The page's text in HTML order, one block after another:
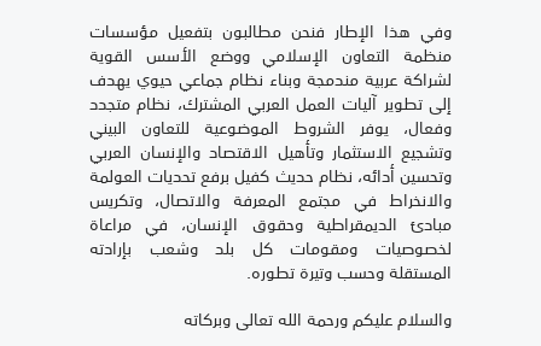
وفي هذا الإطار فنحن مطالبون بتفعيل مؤسسات
منظمة التعاون الإسلامي ووضع الأسس القوية
لشراكة عربية مندمجة وبناء نظام جماعي حيوي يهدف
إلى تطوير آليات العمل العربي المشترك، نظام متجدد
وفعال، يوفر الشروط الموضوعية للتعاون البيني
وتشجيع الاستثمار وتأهيل الاقتصاد والإنسان العربي
وتحسين أدائه، نظام حديث كفيل برفع تحديات العولمة
والانخراط في مجتمع المعرفة والاتصال، وتكريس
مبادئ الديمقراطية وحقوق الإنسان، في مراعاة
لخصوصيات ومقومات كل بلد وشعب بإرادته
المستقلة وحسب وتيرة تطوره.
والسلام عليكم ورحمة الله تعالى وبركاته